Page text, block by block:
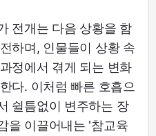
전개는 다음 상황을 함
하며, 인물들이 상황 속
정에서 겪게 되는 변화
다. 이처럼 빠른 호흡으
쉴틈없이 변주하는 장
을 이끌어내는 '참교육​